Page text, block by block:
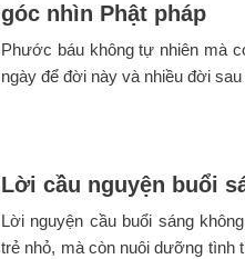
góc nhìn Phật pháp
Phước báu không tự nhiên mà
ngày để đời này và nhiều đời
Lời cầu nguyện buổi
Lời nguyện cầu buổi sáng
trẻ nhỏ, mà còn nuôi dưỡng tình